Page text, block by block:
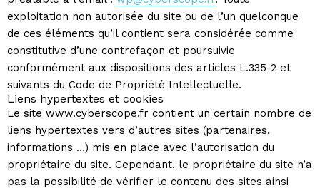
exploitation non autorisée du site ou de l’un quelconque
de ces éléments qu’il contient sera considérée comme
constitutive d’une contrefaçon et poursuivie
conformément aux dispositions des articles L.335-2 et
suivants du Code de Propriété Intellectuelle.
Liens hypertextes et cookies
Le site www.cyberscope.fr contient un certain nombre de
liens hypertextes vers d’autres sites (partenaires,
informations …) mis en place avec l’autorisation du
propriétaire du site. Cependant, le propriétaire du site n’a
pas la possibilité de vérifier le contenu des sites ainsi